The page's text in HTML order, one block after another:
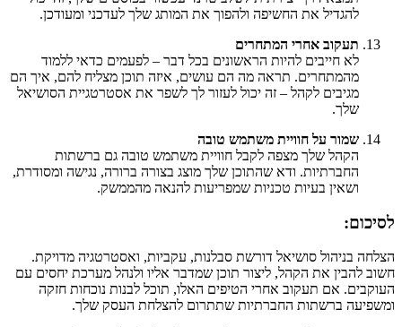
להגדיל את החשיפה ולהפוך את המותג שלך לעדכני ומעודכן.
תעקוב אחרי המתחרים
לא חייבים להיות הראשונים בכל דבר – לפעמים כדאי ללמוד
מהמתחרים. תראה מה הם עושים, איזה תוכן מצליח להם, איך הם
מגיבים לקהל – זה יכול לעזור לך לשפר את אסטרטגיית הסושיאל
שלך.
שמור על חוויית משתמש טובה
הקהל שלך מצפה לקבל חוויית משתמש טובה גם ברשתות
החברתיות. ודא שהתוכן שלך מוצג בצורה ברורה, נגישה ומסודרת,
ושאין בעיות טכניות שמפריעות להנאה מהממשק.
לסיכום:
הצלחה בניהול סושיאל דורשת סבלנות, עקביות, ואסטרטגיה מדויקת.
חשוב להבין את הקהל, ליצור תוכן שמדבר אליו ולנהל מערכת יחסים עם
העוקבים. אם תעקוב אחרי הטיפים האלו, תוכל לבנות נוכחות חזקה
ומשפיעה ברשתות החברתיות שתתרום להצלחת העסק שלך.